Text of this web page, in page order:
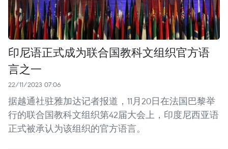
印尼语正式成为联合国教科文组织官方语
言之一
22/11/2023 07:06
据越通社驻雅加达记者报道，11月20日在法国巴黎举
行的联合国教科文组织第42届大会上，印度尼西亚语
正式被承认为该组织的官方语言。